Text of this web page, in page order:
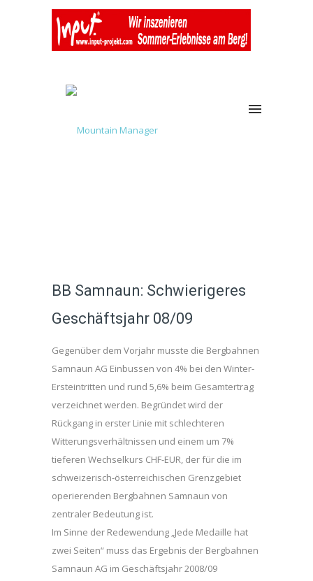
BB Samnaun: Schwierigeres
Geschäftsjahr 08/09
Gegenüber dem Vorjahr musste die Bergbahnen
Samnaun AG Einbussen von 4% bei den Winter-
Ersteintritten und rund 5,6% beim Gesamtertrag
verzeichnet werden. Begründet wird der
Rückgang in erster Linie mit schlechteren
Witterungsverhältnissen und einem um 7%
tieferen Wechselkurs CHF-EUR, der für die im
schweizerisch-österreichischen Grenzgebiet
operierenden Bergbahnen Samnaun von
zentraler Bedeutung ist.
Im Sinne der Redewendung „Jede Medaille hat
zwei Seiten“ muss das Ergebnis der Bergbahnen
Samnaun AG im Geschäftsjahr 2008/09